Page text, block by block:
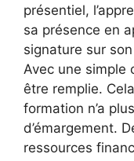
présentiel,
sa présence en
signature sur
Avec une simple
être remplie.
formation n’a
d’émargement.
ressources